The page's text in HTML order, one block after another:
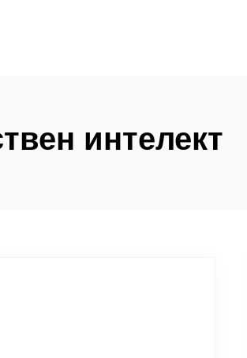
интелект